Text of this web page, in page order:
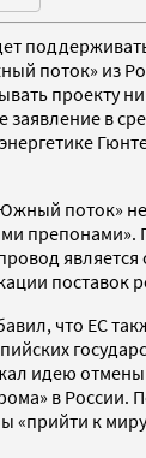
поток» из
проекту
заявление в
поток» не
препонами».
поставок
что ЕС
идею отмены
в России.
«прийти к